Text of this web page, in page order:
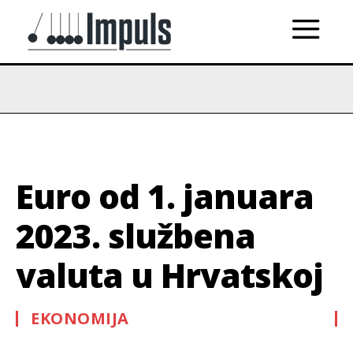
Euro od 1. januara
2023. službena
valuta u Hrvatskoj
EKONOMIJA